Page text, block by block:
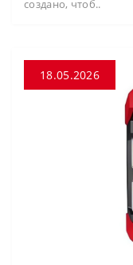
создано, чтоб..
18.05.2026